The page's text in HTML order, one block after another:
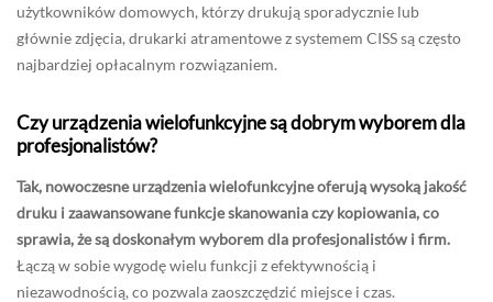
użytkowników domowych, którzy drukują sporadycznie lub
głównie zdjęcia, drukarki atramentowe z systemem CISS są często
najbardziej opłacalnym rozwiązaniem.
Czy urządzenia wielofunkcyjne są dobrym wyborem dla
profesjonalistów?
Tak, nowoczesne urządzenia wielofunkcyjne oferują wysoką jakość
druku i zaawansowane funkcje skanowania czy kopiowania, co
sprawia, że są doskonałym wyborem dla profesjonalistów i firm.
Łączą w sobie wygodę wielu funkcji z efektywnością i
niezawodnością, co pozwala zaoszczędzić miejsce i czas.